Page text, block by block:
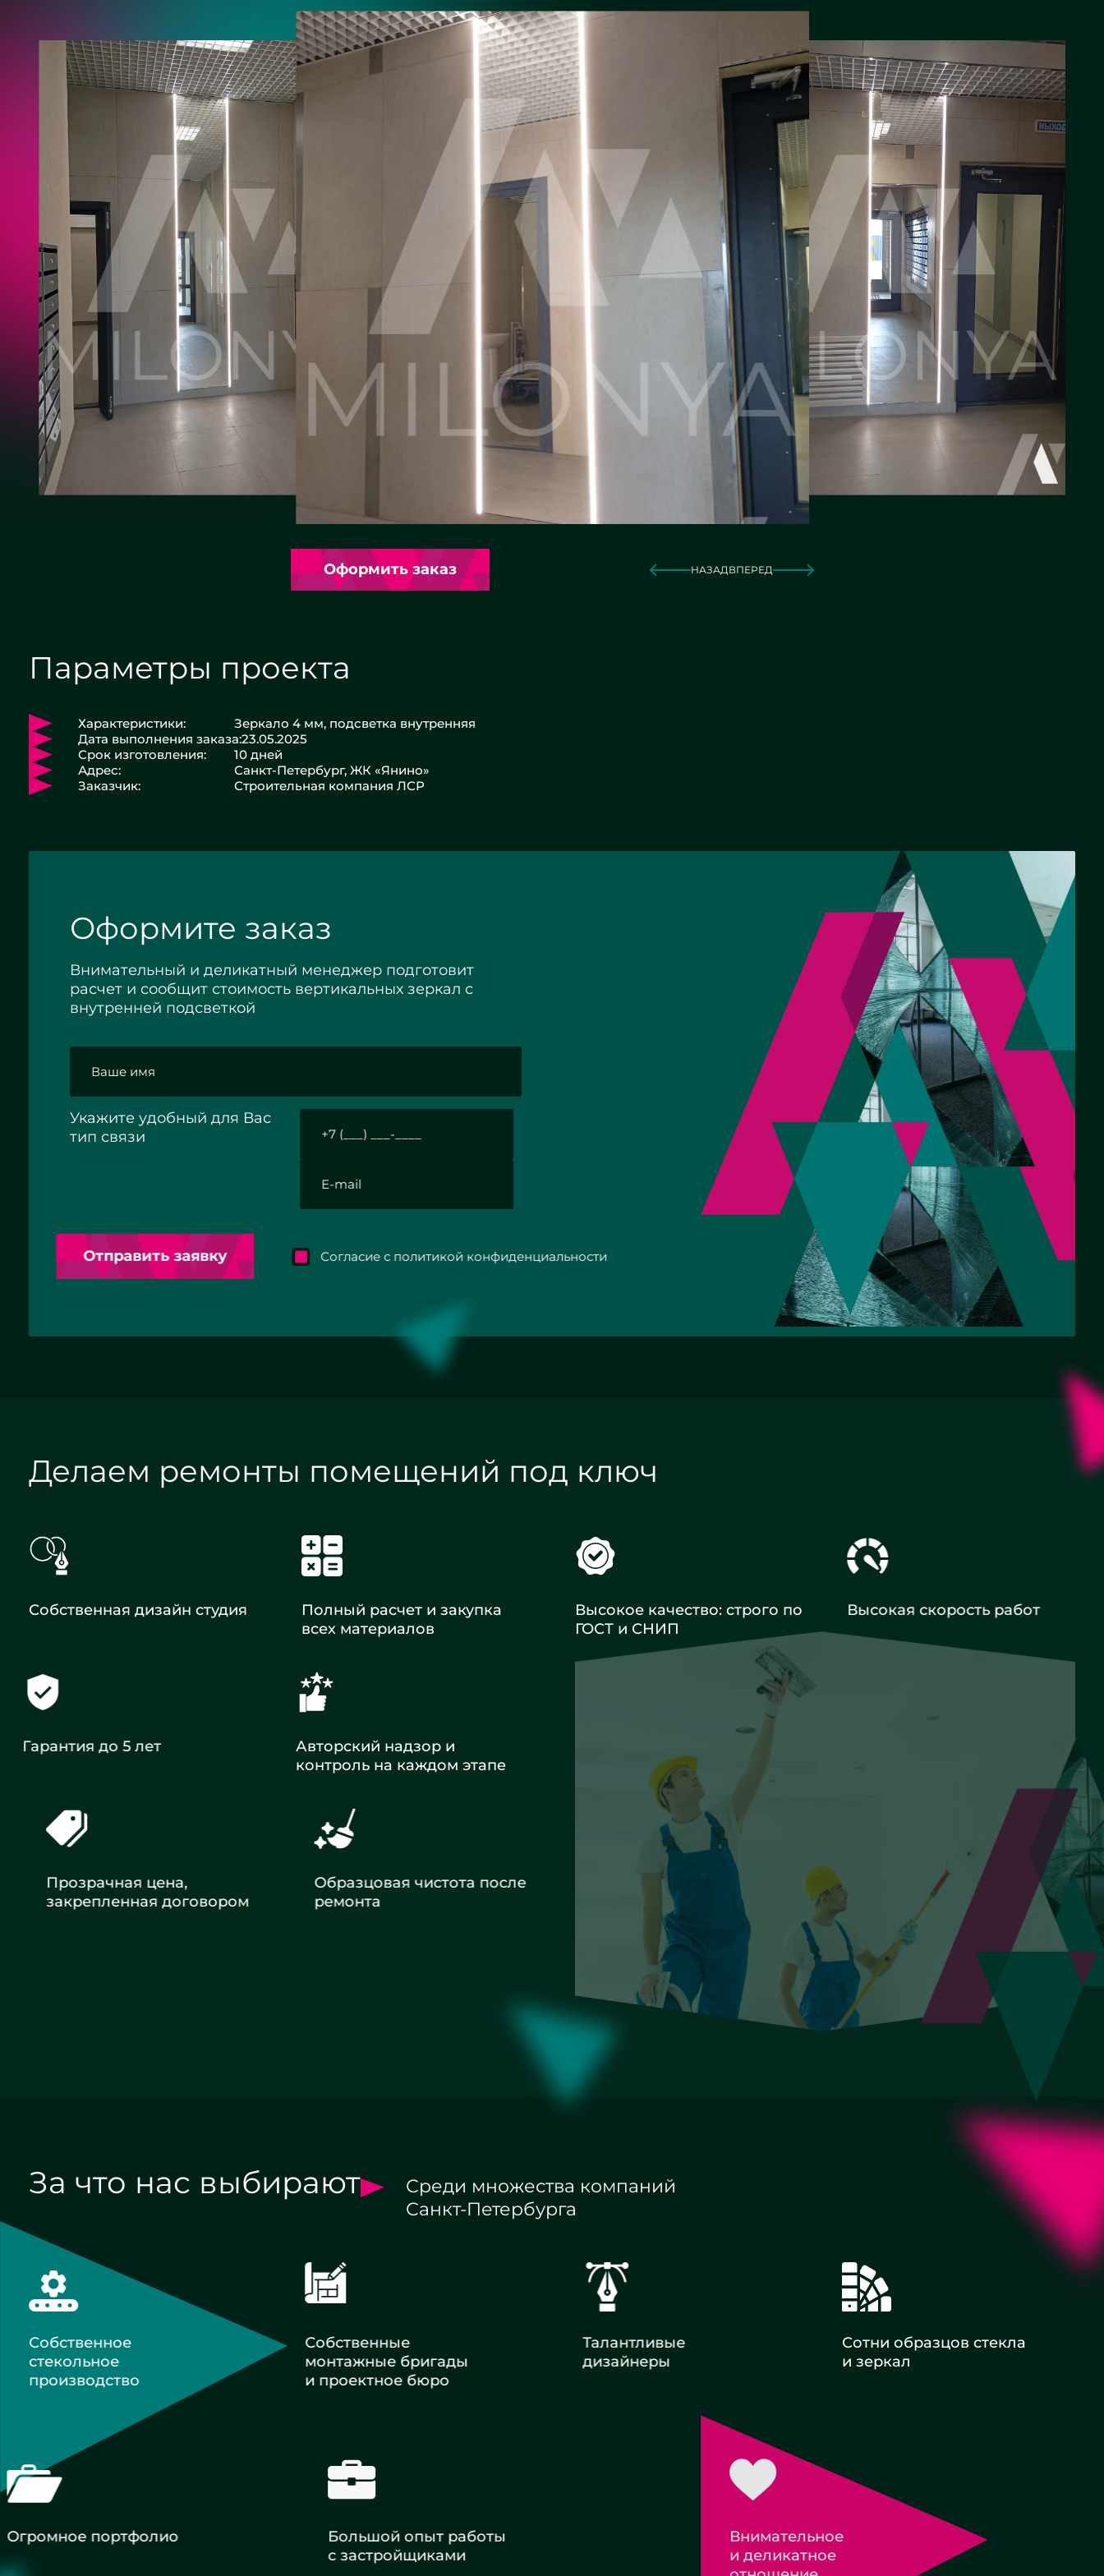
Оформить заказ НАЗАДВПЕРЕД
Параметры проекта
Характеристики:
Зеркало 4 мм, подсветка внутренняя
Дата выполнения заказа:23.05.2025
Срок изготовления:
10 дней
Адрес:
Санкт-Петербург, ЖК «Янино»
Заказчик:
Строительная компания ЛСР
Оформите заказ
Внимательный и деликатный менеджер подготовит
расчет и сообщит стоимость вертикальных зеркал с
внутренней подсветкой
Укажите удобный для Вас
тип связи
Отправить заявку Согласие с политикой конфиденциальности
Делаем ремонты помещений под ключ
Собственная дизайн студия
Полный расчет и закупка
всех материалов
Высокое качество: строго по
ГОСТ и СНИП
Высокая скорость работ
Гарантия до 5 лет
Авторский надзор и
контроль на каждом этапе
Прозрачная цена,
закрепленная договором
Образцовая чистота после
ремонта
За что нас выбирают
Среди множества компаний
Санкт-Петербурга
Собственное
стекольное
производство
Собственные
монтажные бригады
и проектное бюро
Талантливые
дизайнеры
Сотни образцов стекла
и зеркал
Огромное портфолио
Большой опыт работы
с застройщиками